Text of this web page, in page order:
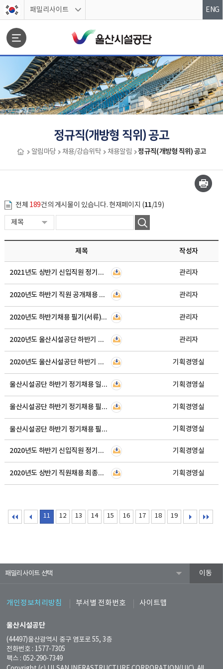
스킵네비게이션
패밀리사이트 ENG
정규직(개방형 직위) 공고
알림마당 채용/강습위탁 채용알림 정규직(개방형 직위) 공고
정규직(개방형 직위) 공고 시작
전체 189건의 게시물이 있습니다. 현재페이지 (11/19)
제목 작성자
2021년도 상반기 신입직원 정기채용공고 관리자
2020년도 하반기 직원 공개채용 최종합격자 결정공고 관리자
2020년도 하반기채용 필기(서류)합격자 및 면접(체력)시행 공고 관리자
2020년도 울산시설공단 하반기 신규직원 채용 필기시험시행 및 일정공고 관리자
2020년도 울산시설공단 하반기 신입직원 채용일정 재연기 공고 기획경영실
울산시설공단 하반기 정기채용 일정 연기공고 기획경영실
울산시설공단 하반기 정기채용 필기시험대상자(서류합격자) 결정공고 기획경영실
울산시설공단 하반기 정기채용 필기시험대상자(서류합격자)명단 공고 안내 기획경영실
2020년도 하반기 신입직원 정기채용 공고 기획경영실
2020년도 상반기 직원채용 최종합격자 결정공고 기획경영실
11 12 13 14 15 16 17 18 19
패밀리사이트
개인정보처리방침 부서별 전화번호 사이트맵
울산시설공단
(44497)울산광역시 중구 염포로 55, 3층
전화번호 : 1577-7305
팩스 : 052-290-7349